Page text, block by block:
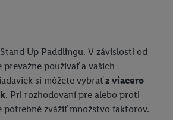
Up Paddlingu. V závislosti od
používať a vašich
si môžete vybraťz viacero
. Pri rozhodovaní pre alebo proti
potrebné zvážiť množstvo faktorov.